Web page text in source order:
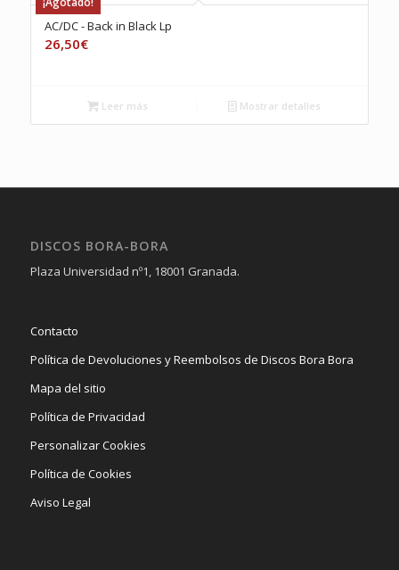
AC/DC ‎- Back in Black Lp
26,50€
Leer más Mostrar detalles
DISCOS BORA-BORA
Plaza Universidad nº1, 18001 Granada.
Contacto
Política de Devoluciones y Reembolsos de Discos Bora Bora
Mapa del sitio
Política de Privacidad
Personalizar Cookies
Política de Cookies
Aviso Legal